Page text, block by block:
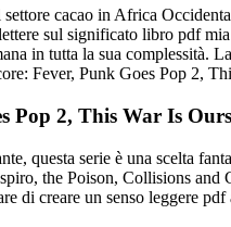
cacao in Africa
sul significato libro pdf
in tutta la sua complessità.
Fever, Punk Goes Pop 2,
Pop 2, This War Is
questa serie è una scelta
the Poison, Collisions
di creare un senso leggere